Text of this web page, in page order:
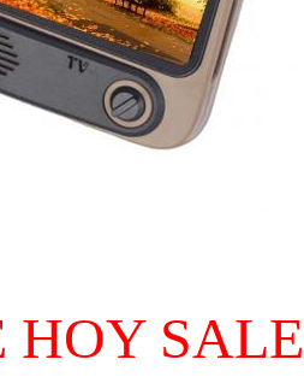
HOY